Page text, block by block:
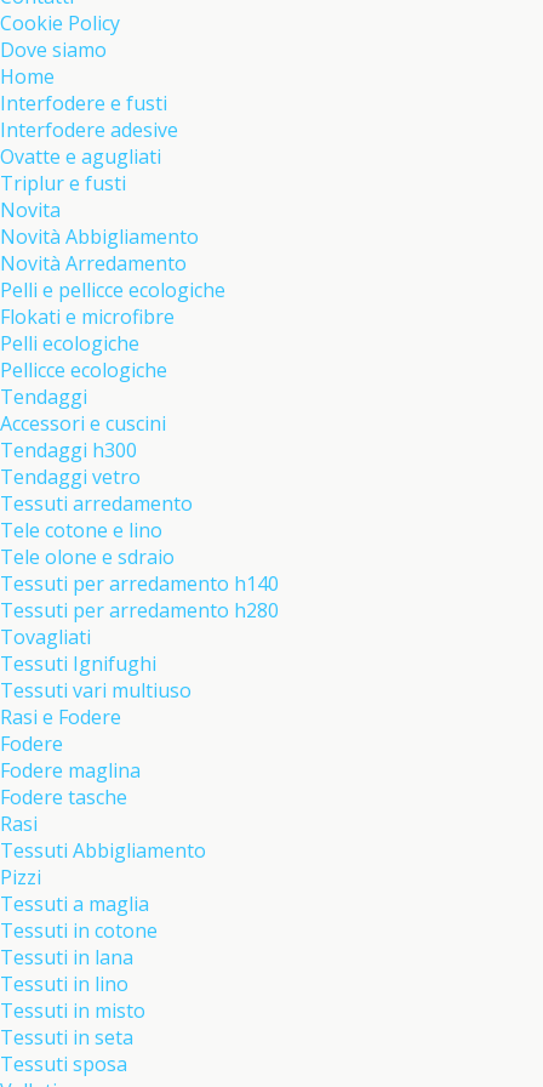
Cookie Policy
Dove siamo
Home
Interfodere e fusti
Interfodere adesive
Ovatte e agugliati
Triplur e fusti
Novita
Novità Abbigliamento
Novità Arredamento
Pelli e pellicce ecologiche
Flokati e microfibre
Pelli ecologiche
Pellicce ecologiche
Tendaggi
Accessori e cuscini
Tendaggi h300
Tendaggi vetro
Tessuti arredamento
Tele cotone e lino
Tele olone e sdraio
Tessuti per arredamento h140
Tessuti per arredamento h280
Tovagliati
Tessuti Ignifughi
Tessuti vari multiuso
Rasi e Fodere
Fodere
Fodere maglina
Fodere tasche
Rasi
Tessuti Abbigliamento
Pizzi
Tessuti a maglia
Tessuti in cotone
Tessuti in lana
Tessuti in lino
Tessuti in misto
Tessuti in seta
Tessuti sposa